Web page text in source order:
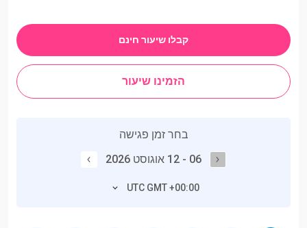
קבלו שיעור חינם
הזמינו שיעור
בחר זמן פגישה
06 - 12 אוגוסט 2026
UTC GMT +00:00